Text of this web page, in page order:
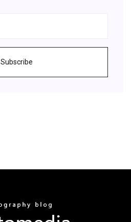
Subscribe